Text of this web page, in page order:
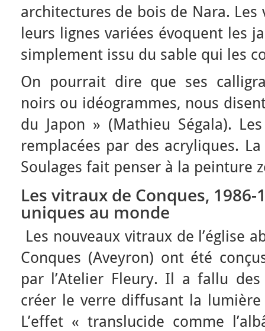
architectures de bois de Nara. Les
leurs lignes variées évoquent les
simplement issu du sable qui les
On pourrait dire que ses
noirs ou idéogrammes, nous
du Japon » (Mathieu Ségala).
remplacées par des acryliques.
Soulages fait penser à la peinture
Les vitraux de Conques,
uniques au monde
Les nouveaux vitraux de l’église
Conques (Aveyron) ont été
par l’Atelier Fleury. Il a fallu des
créer le verre diffusant la lumière
L’effet « translucide comme